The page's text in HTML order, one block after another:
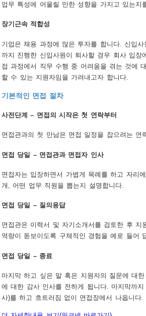
업무 특성에 어울릴 만한 성향을 가지고 있는지
장기근속 적합성
기업은 채용 과정에 많은 투자를 합니다. 신입
까지 진행한 신입사원이 퇴사할 경우 회사 입
접 과정에서 직무 수행 중 어려움을 겪는 것에
할 수 있는 지원자임을 가려내고자 합니다.
기본적인 면접 절차
사전단계 – 면접의 시작은 첫 연락부터
면접관과의 첫 만남은 면접 일정을 잡으려는
면접 당일 – 면접관과 면접자 인사
면접자는 입장하면서 가볍게 목례를 하고 자리
개, 어떤 업무 직원을 뽑는지 설명합니다.
면접 당일 – 질의응답
면접관은 이력서 및 자기소개서를 검토한 후
역량이 돋보이도록 구체적인 경험을 예로 들어
면접 당일 – 종료
마지막 하고 싶은 말 혹은 지원자의 질문에 대
에 대한 감사 인사를 전하게 됩니다. 마지막까
사)를 하고 흐트러짐 없이 면접장에서 나옵니다.